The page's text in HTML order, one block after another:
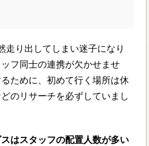
走り出してしまい迷子になり
フ同士の連携が欠かせませ
ために、初めて行く場所は休
のリサーチを必ずしていまし
はスタッフの配置人数が多い